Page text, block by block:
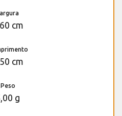
cm
cm
Peso
g